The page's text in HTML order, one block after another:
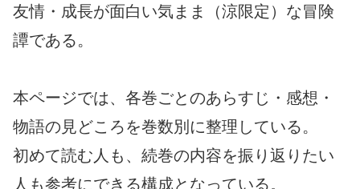
友情・成長が面白い気まま（涼限定）な冒険
譚である。
本ページでは、各巻ごとのあらすじ・感想・
物語の見どころを巻数別に整理している。
初めて読む人も、続巻の内容を振り返りたい
人も参考にできる構成となっている。